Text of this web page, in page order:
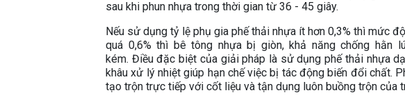
sau khi phun nhựa trong thời gian từ 36 - 45 giây.
Nếu sử dụng tỷ lệ phụ gia phế thải nhựa ít hơn 0,3% thì mức
quá 0,6% thì bê tông nhựa bị giòn, khả năng chống hằn
kém. Điều đặc biệt của giải pháp là sử dụng phế thải nhựa
khâu xử lý nhiệt giúp hạn chế việc bị tác động biến đổi chất.
tạo trộn trực tiếp với cốt liệu và tận dụng luôn buồng trộn của